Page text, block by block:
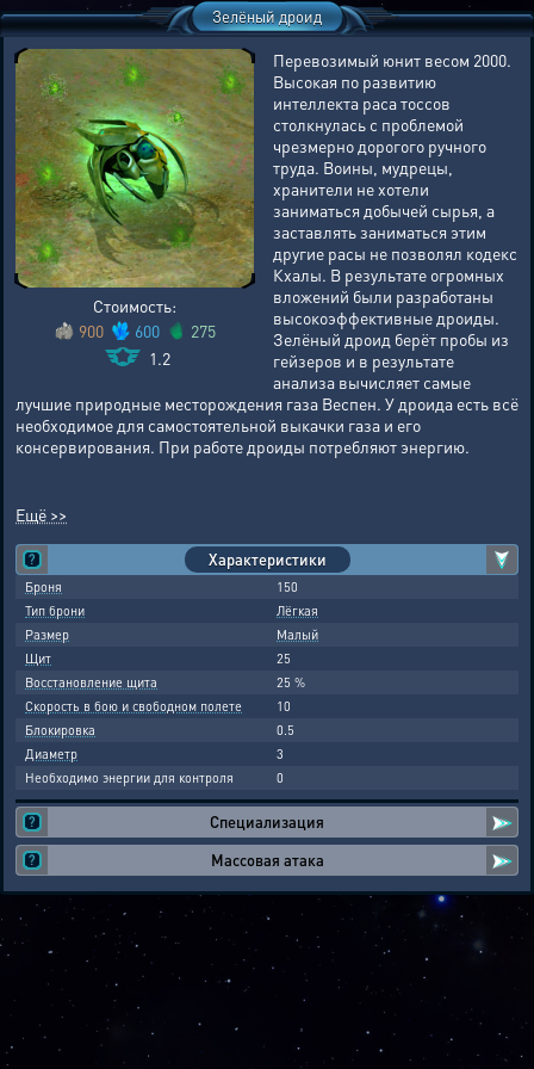
Зелёный дроид
Стоимость:
900
600
275
1.2
Перевозимый юнит весом 2000.
Высокая по развитию
интеллекта раса тоссов
столкнулась с проблемой
чрезмерно дорогого ручного
труда. Воины, мудрецы,
хранители не хотели
заниматься добычей сырья, а
заставлять заниматься этим
другие расы не позволял кодекс
Кхалы. В результате огромных
вложений были разработаны
высокоэффективные дроиды.
Зелёный дроид берёт пробы из
гейзеров и в результате
анализа вычисляет самые
лучшие природные месторождения газа Веспен. У дроида есть всё
необходимое для самостоятельной выкачки газа и его
консервирования. При работе дроиды потребляют энергию.
Ещё >>
Характеристики
Броня
150
Тип брони
Лёгкая
Размер
Малый
Щит
25
Восстановление щита
25 %
Скорость в бою и свободном полете
10
Блокировка
0.5
Диаметр
3
Необходимо энергии для контроля
0
Специализация
Массовая атака